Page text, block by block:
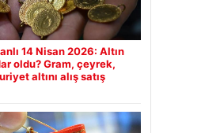
14 Nisan 2026: Altın
oldu? Gram, çeyrek,
altını alış satış